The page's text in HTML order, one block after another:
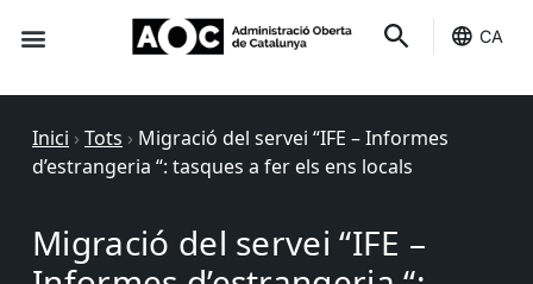
CA
Inici › Tots › Migració del servei “IFE – Informes
d’estrangeria “: tasques a fer els ens locals
Migració del servei “IFE –